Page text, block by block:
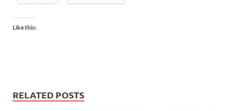
Like this:
RELATED POSTS